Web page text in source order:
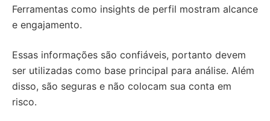
Ferramentas como insights de perfil mostram alcance
e engajamento.
Essas informações são confiáveis, portanto devem
ser utilizadas como base principal para análise. Além
disso, são seguras e não colocam sua conta em
risco.